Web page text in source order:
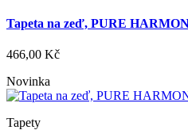
Tapeta na zeď, PURE
466,00 Kč
Novinka
Tapety